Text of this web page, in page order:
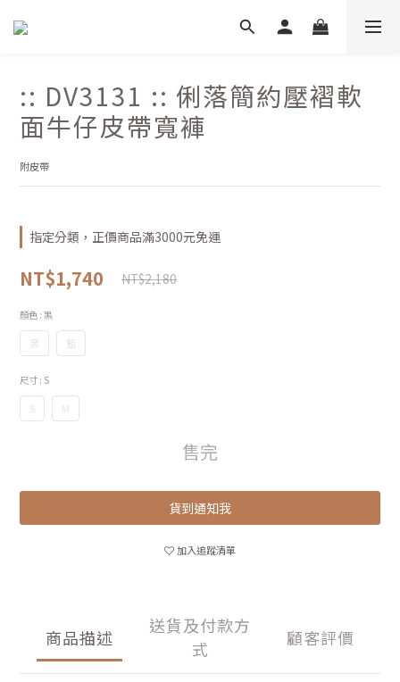
:: DV3131 :: 俐落簡約壓褶軟
面牛仔皮帶寬褲
附皮帶
指定分類，正價商品滿3000元免運
NT$1,740 NT$2,180
顏色 : 黑
黑 藍
尺寸: S
S M
售完
貨到通知我
加入追蹤清單
商品描述
送貨及付款方
式
顧客評價